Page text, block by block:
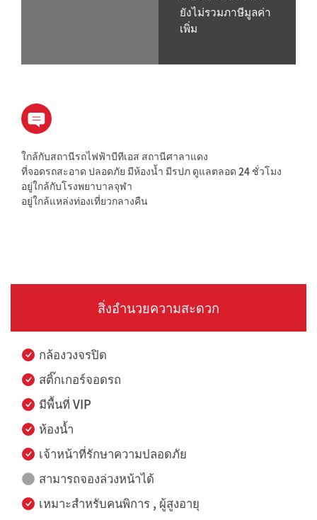
ยังไม่รวมภาษีมูลค่า
เพิ่ม
ใกล้กับสถานีรถไฟฟ้าบีทีเอส สถานีศาลาแดง
ที่จอดรถสะอาด ปลอดภัย มีห้องน้ำ มีรปภ ดูแลตลอด 24 ชั่วโมง
อยู่ใกล้กับโรงพยาบาลจุฬา
อยู่ใกล้แหล่งท่องเที่ยวกลางคืน
สิ่งอำนวยความสะดวก
กล้องวงจรปิด
สติ๊กเกอร์จอดรถ
มีพื้นที่ VIP
ห้องน้ำ
เจ้าหน้าที่รักษาความปลอดภัย
สามารถจองล่วงหน้าได้
เหมาะสำหรับคนพิการ , ผู้สูงอายุ